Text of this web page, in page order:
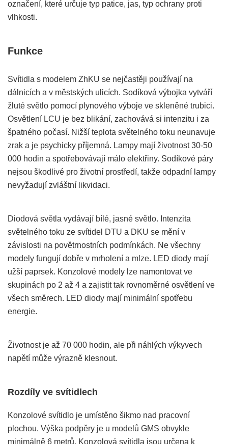
označení, které určuje typ patice, jas, typ ochrany proti
vlhkosti.
Funkce
Svítidla s modelem ZhKU se nejčastěji používají na
dálnicích a v městských ulicích. Sodíková výbojka vytváří
žluté světlo pomocí plynového výboje ve skleněné trubici.
Osvětlení LCU je bez blikání, zachovává si intenzitu i za
špatného počasí. Nižší teplota světelného toku neunavuje
zrak a je psychicky příjemná. Lampy mají životnost 30-50
000 hodin a spotřebovávají málo elektřiny. Sodíkové páry
nejsou škodlivé pro životní prostředí, takže odpadní lampy
nevyžadují zvláštní likvidaci.
Diodová světla vydávají bílé, jasné světlo. Intenzita
světelného toku ze svítidel DTU a DKU se mění v
závislosti na povětrnostních podmínkách. Ne všechny
modely fungují dobře v mrholení a mlze. LED diody mají
užší paprsek. Konzolové modely lze namontovat ve
skupinách po 2 až 4 a zajistit tak rovnoměrné osvětlení ve
všech směrech. LED diody mají minimální spotřebu
energie.
Životnost je až 70 000 hodin, ale při náhlých výkyvech
napětí může výrazně klesnout.
Rozdíly ve svítidlech
Konzolové svítidlo je umístěno šikmo nad pracovní
plochou. Výška podpěry je u modelů GMS obvykle
minimálně 6 metrů. Konzolová svítidla jsou určena k